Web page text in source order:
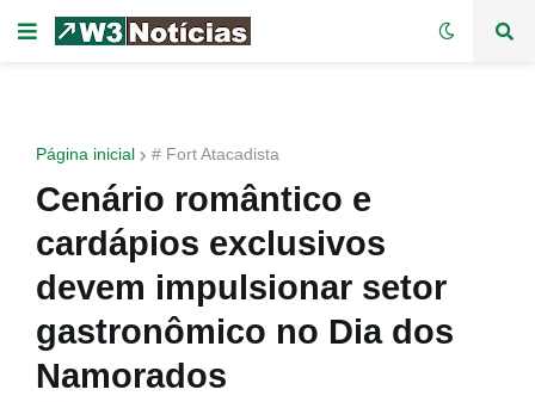
Página inicial # Fort Atacadista
Cenário romântico e
cardápios exclusivos
devem impulsionar setor
gastronômico no Dia dos
Namorados